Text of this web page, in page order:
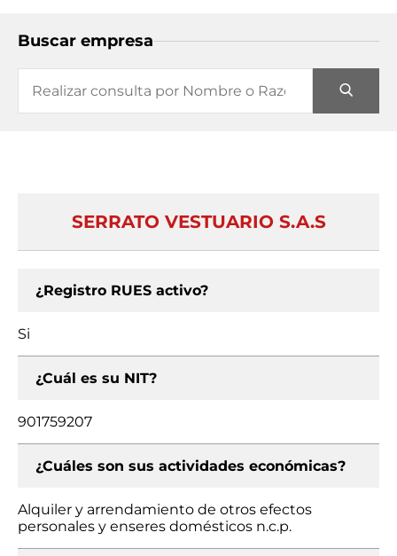
Buscar empresa
SERRATO VESTUARIO S.A.S
¿Registro RUES activo?
Si
¿Cuál es su NIT?
901759207
¿Cuáles son sus actividades económicas?
Alquiler y arrendamiento de otros efectos
personales y enseres domésticos n.c.p.